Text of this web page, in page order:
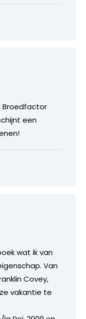
Broedfactor
een
wat ik van
Van
Covey,
vakantie te